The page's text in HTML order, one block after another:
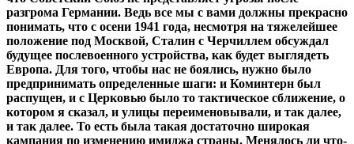
разгрома Германии. Ведь все мы с вами должны прекрасно
понимать, что с осени 1941 года, несмотря на тяжелейшее
положение под Москвой, Сталин с Черчиллем обсуждал
будущее послевоенного устройства, как будет выглядеть
Европа. Для того, чтобы нас не боялись, нужно было
предпринимать определенные шаги: и Коминтерн был
распущен, и с Церковью было то тактическое сближение, о
котором я сказал, и улицы переименовывали, и так далее,
и так далее. То есть была такая достаточно широкая
кампания по изменению имиджа страны. Менялось ли что-